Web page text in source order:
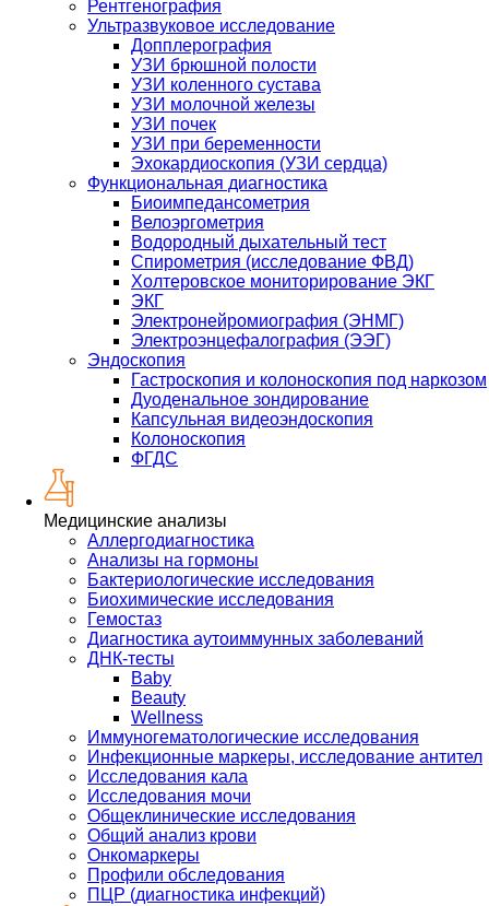
Рентгенография
Ультразвуковое исследование
Допплерография
УЗИ брюшной полости
УЗИ коленного сустава
УЗИ молочной железы
УЗИ почек
УЗИ при беременности
Эхокардиоскопия (УЗИ сердца)
Функциональная диагностика
Биоимпедансометрия
Велоэргометрия
Водородный дыхательный тест
Спирометрия (исследование ФВД)
Холтеровское мониторирование ЭКГ
ЭКГ
Электронейромиография (ЭНМГ)
Электроэнцефалография (ЭЭГ)
Эндоскопия
Гастроскопия и колоноскопия под наркозом
Дуоденальное зондирование
Капсульная видеоэндоскопия
Колоноскопия
ФГДС
Медицинские анализы
Аллергодиагностика
Анализы на гормоны
Бактериологические исследования
Биохимические исследования
Гемостаз
Диагностика аутоиммунных заболеваний
ДНК-тесты
Baby
Beauty
Wellness
Иммуногематологические исследования
Инфекционные маркеры, исследование антител
Исследования кала
Исследования мочи
Общеклинические исследования
Общий анализ крови
Онкомаркеры
Профили обследования
ПЦР (диагностика инфекций)